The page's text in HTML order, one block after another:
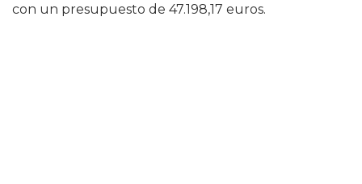
con un presupuesto de 47.198,17 euros.